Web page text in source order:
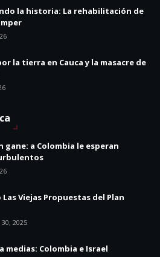
la historia: La rehabilitación de
la tierra en Cauca y la masacre de
gane: a Colombia le esperan
Las Viejas Propuestas del Plan
2025
medias: Colombia e Israel